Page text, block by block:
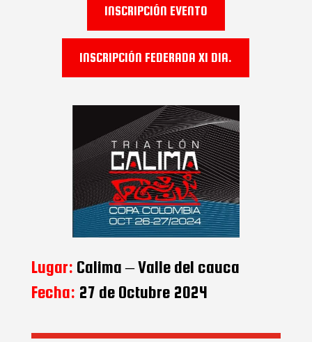
INSCRIPCIÓN EVENTO
INSCRIPCIÓN FEDERADA X1 DIA.
Lugar: Calima – Valle del cauca
Fecha: 27 de Octubre 2024